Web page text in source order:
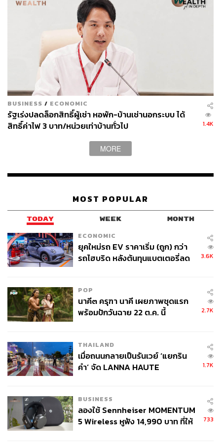
BUSINESS / ECONOMIC
รัฐเร่งปลดล็อกสิทธิ์ผู้เช่า หอพัก-บ้านเช่านอกระบบ ได้
สิทธิ์ค่าไฟ 3 บาท/หน่วยเท่าบ้านทั่วไป
1.4K
MORE
MOST POPULAR
TODAY WEEK MONTH
ECONOMIC
ยุคใหม่รถ EV ราคาเริ่ม (ถูก) กว่า
รถไฮบริด หลังต้นทุนแบตเตอรี่ลด
3.6K
POP
นาคี๓ ครุฑา นาคี เผยภาพชุดแรก
พร้อมปักวันฉาย 22 ต.ค. นี้
2.7K
THAILAND
เมื่อถนนกลายเป็นรันเวย์ ‘แยกริน
คำ’ จัด LANNA HAUTE
1.7K
BUSINESS
ลองใช้ Sennheiser MOMENTUM
5 Wireless หูฟัง 14,990 บาท ที่ให้
733